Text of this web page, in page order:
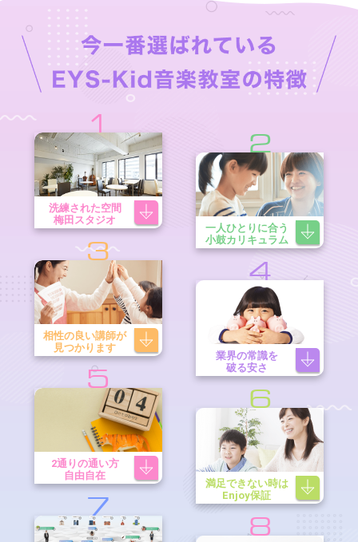
1
洗練された空間
梅田スタジオ
2
一人ひとりに合う
小鼓カリキュラム
3
相性の良い講師が
見つかります
4
業界の常識を
破る安さ
5
2通りの通い方
自由自在
6
満足できない時は
Enjoy保証
7
8